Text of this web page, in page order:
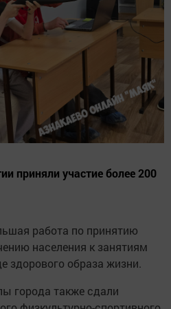
приняли участие более 200
работа по принятию
населения к занятиям
здорового образа жизни.
города также сдали